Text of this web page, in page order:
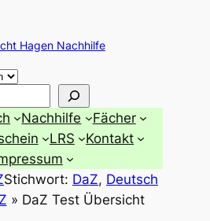
Hagen Nachhilfe
Nachhilfe
Fächer
LRS
Kontakt
Stichwort: DaZ, Deutsch
» DaZ Test Übersicht